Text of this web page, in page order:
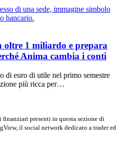
oltre 1 miliardo e prepara
Anima cambia i conti
di euro di utile nel primo semestre
più ricca per…
finanziari presenti in questa sezione di
il social network dedicato a trader ed